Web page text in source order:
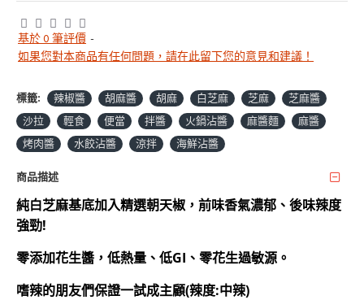
基於 0 筆評價 -
如果您對本商品有任何問題，請在此留下您的意見和建議！
標籤: 辣椒醬 胡麻醬 胡麻 白芝麻 芝麻
芝麻醬
沙拉
輕食 便當 拌醬 火鍋沾醬 麻醬麵
麻醬
烤肉醬
水餃沾醬 涼拌 海鮮沾醬
商品描述
純白芝麻基底加入精選朝天椒，前味香氣濃郁、後味辣度
強勁!
零添加花生醬，低熱量、低GI、零花生過敏源。
嗜辣的朋友們保證一試成主顧(辣度:中辣)